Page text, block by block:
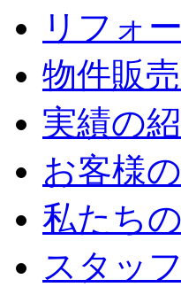
リフォ
物件販
実績の
お客様
私たち
スタッ